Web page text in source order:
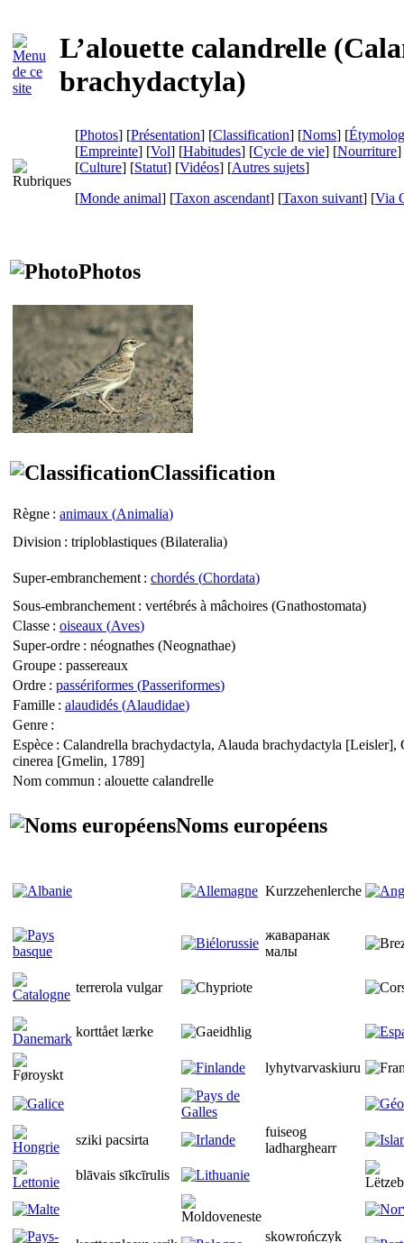
L’alouette calandrelle (
brachydactyla)
[Photos] [Présentation] [Classification] [Noms] [
[Empreinte] [Vol] [Habitudes] [Cycle de vie] [Nourriture]
[Culture] [Statut] [Vidéos] [Autres sujets]
[Monde animal] [Taxon ascendant] [Taxon suivant] [Via
Photos
Classification
Règne : animaux (Animalia)
Division : triploblastiques (Bilateralia)
Super-embranchement : chordés (Chordata)
Sous-embranchement : vertébrés à mâchoires (Gnathostomata)
Classe : oiseaux (Aves)
Super-ordre : néognathes (Neognathae)
Groupe : passereaux
Ordre : passériformes (Passeriformes)
Famille : alaudidés (Alaudidae)
Genre :
Espèce : Calandrella brachydactyla, Alauda brachydactyla [Leisler],
cinerea [Gmelin, 1789]
Nom commun : alouette calandrelle
Noms européens
Kurzzehenlerche
жаваранак
малы
terrerola vulgar
korttået lærke
lyhytvarvaskiuru
sziki pacsirta
fuiseog
ladharghearr
blāvais sīkcīrulis
skowrończyk